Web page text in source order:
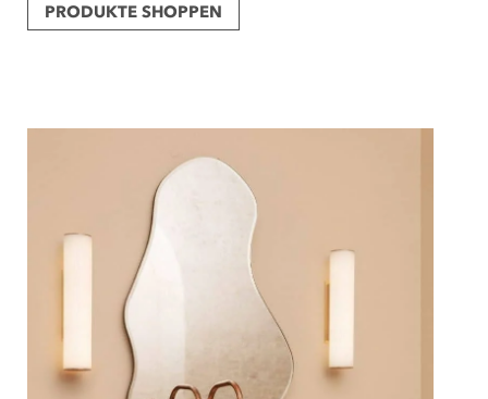
PRODUKTE SHOPPEN